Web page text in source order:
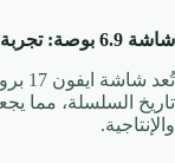
شاشة 6.9 بوصة: تجربة سينمائية لا مثيل لها
تُعد
تاريخ السلسلة، مما
والإنتاجية.